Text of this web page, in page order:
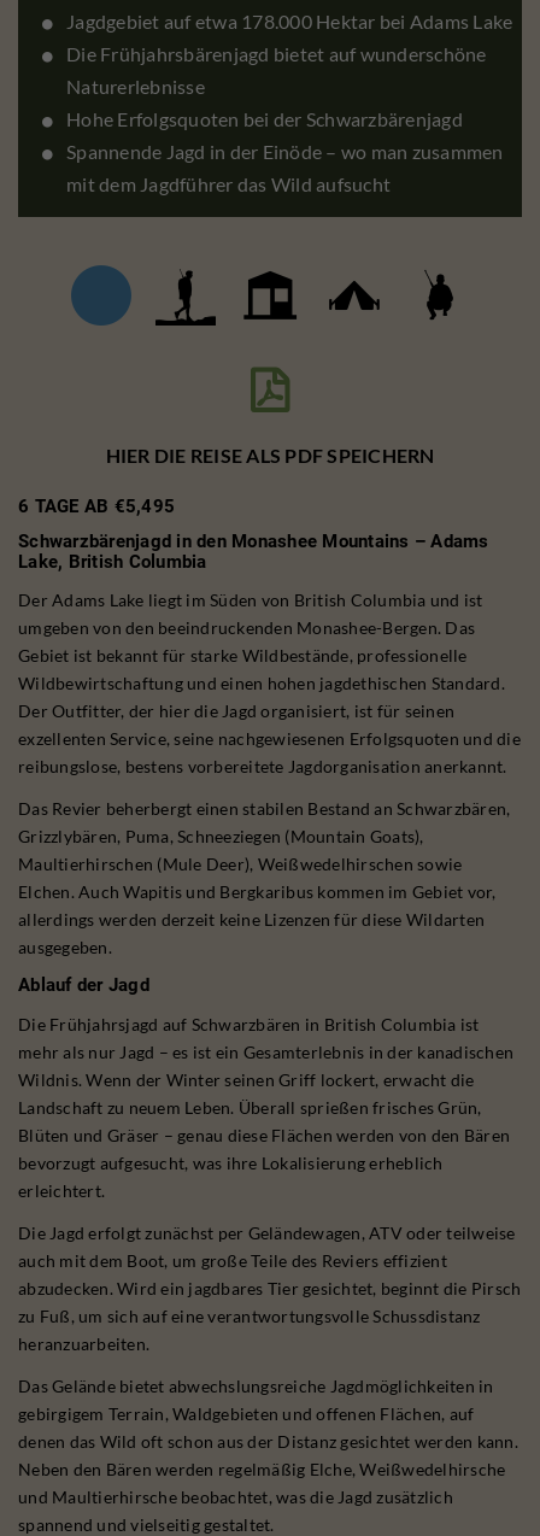
Jagdgebiet auf etwa 178.000 Hektar bei Adams Lake
Die Frühjahrsbärenjagd bietet auf wunderschöne
Naturerlebnisse
Hohe Erfolgsquoten bei der Schwarzbärenjagd
Spannende Jagd in der Einöde – wo man zusammen
mit dem Jagdführer das Wild aufsucht

HIER DIE REISE ALS PDF SPEICHERN
6 TAGE AB €5,495
Schwarzbärenjagd in den Monashee Mountains – Adams
Lake, British Columbia
Der Adams Lake liegt im Süden von British Columbia und ist
umgeben von den beeindruckenden Monashee-Bergen. Das
Gebiet ist bekannt für starke Wildbestände, professionelle
Wildbewirtschaftung und einen hohen jagdethischen Standard.
Der Outfitter, der hier die Jagd organisiert, ist für seinen
exzellenten Service, seine nachgewiesenen Erfolgsquoten und die
reibungslose, bestens vorbereitete Jagdorganisation anerkannt.
Das Revier beherbergt einen stabilen Bestand an Schwarzbären,
Grizzlybären, Puma, Schneeziegen (Mountain Goats),
Maultierhirschen (Mule Deer), Weißwedelhirschen sowie
Elchen. Auch Wapitis und Bergkaribus kommen im Gebiet vor,
allerdings werden derzeit keine Lizenzen für diese Wildarten
ausgegeben.
Ablauf der Jagd
Die Frühjahrsjagd auf Schwarzbären in British Columbia ist
mehr als nur Jagd – es ist ein Gesamterlebnis in der kanadischen
Wildnis. Wenn der Winter seinen Griff lockert, erwacht die
Landschaft zu neuem Leben. Überall sprießen frisches Grün,
Blüten und Gräser – genau diese Flächen werden von den Bären
bevorzugt aufgesucht, was ihre Lokalisierung erheblich
erleichtert.
Die Jagd erfolgt zunächst per Geländewagen, ATV oder teilweise
auch mit dem Boot, um große Teile des Reviers effizient
abzudecken. Wird ein jagdbares Tier gesichtet, beginnt die Pirsch
zu Fuß, um sich auf eine verantwortungsvolle Schussdistanz
heranzuarbeiten.
Das Gelände bietet abwechslungsreiche Jagdmöglichkeiten in
gebirgigem Terrain, Waldgebieten und offenen Flächen, auf
denen das Wild oft schon aus der Distanz gesichtet werden kann.
Neben den Bären werden regelmäßig Elche, Weißwedelhirsche
und Maultierhirsche beobachtet, was die Jagd zusätzlich
spannend und vielseitig gestaltet.